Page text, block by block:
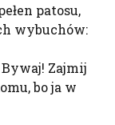
patosu,
wybuchów:
Bywaj! Zajmij
bo ja w